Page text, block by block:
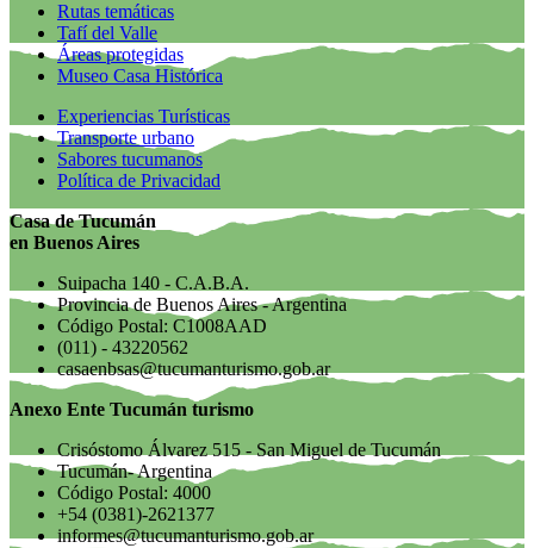
Rutas temáticas
Tafí del Valle
Áreas protegidas
Museo Casa Histórica
Experiencias Turísticas
Transporte urbano
Sabores tucumanos
Política de Privacidad
Casa de Tucumán
en Buenos Aires
Suipacha 140 - C.A.B.A.
Provincia de Buenos Aires - Argentina
Código Postal: C1008AAD
(011) - 43220562
casaenbsas@tucumanturismo.gob.ar
Anexo Ente Tucumán turismo
Crisóstomo Álvarez 515 - San Miguel de Tucumán
Tucumán- Argentina
Código Postal: 4000
+54 (0381)-2621377
informes@tucumanturismo.gob.ar